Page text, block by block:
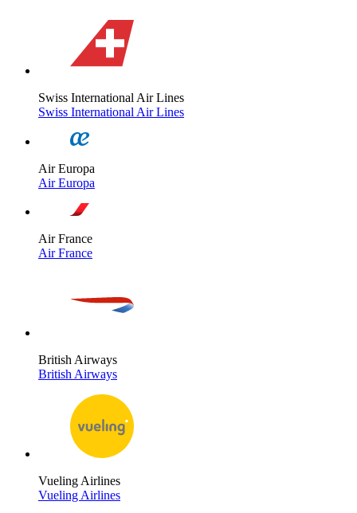
Swiss International Air Lines
Swiss International Air Lines
Air Europa
Air Europa
Air France
Air France
British Airways
British Airways
Vueling Airlines
Vueling Airlines